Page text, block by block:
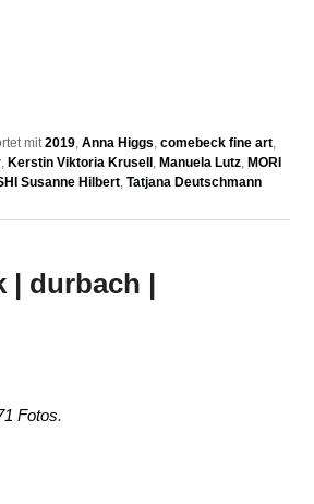
mit 2019, Anna Higgs, comebeck fine art,
, Kerstin Viktoria Krusell , Manuela Lutz, MORI
Susanne Hilbert, Tatjana Deutschmann
| durbach |
Fotos.